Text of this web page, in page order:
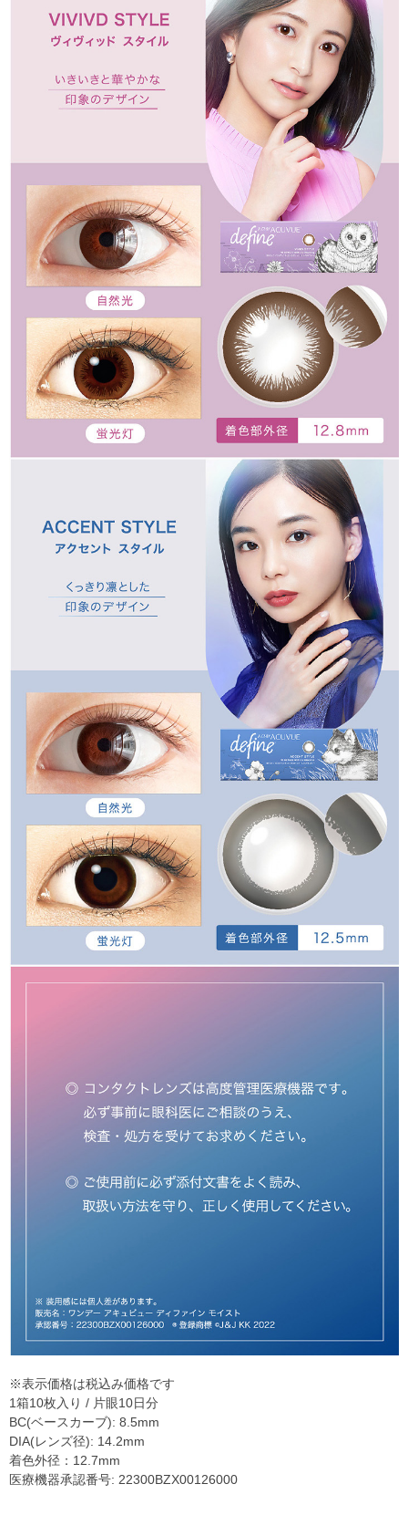
※表示価格は税込み価格です
1箱10枚入り / 片眼10日分
BC(ベースカーブ): 8.5mm
DIA(レンズ径): 14.2mm
着色外径：12.7mm
医療機器承認番号: 22300BZX00126000